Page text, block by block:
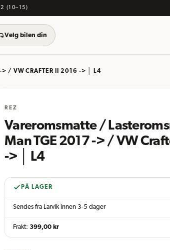
(10–15)
Velg bilen din
-> / VW CRAFTER II 2016 -> │ L4
REZ
Vareromsmatte /
Man TGE 2017 -> / VW
-> │ L4
PÅ LAGER
Sendes fra Larvik innen 3-5 dager
Frakt: 399,00 kr